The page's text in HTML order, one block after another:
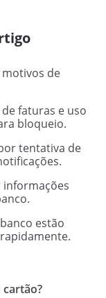
de
faturas e uso
bloqueio.
tentativa de
estão